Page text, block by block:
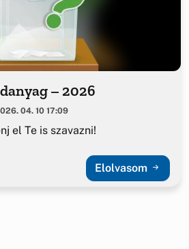
– 2026
04. 10 17:09
el Te is szavazni!
Elolvasom